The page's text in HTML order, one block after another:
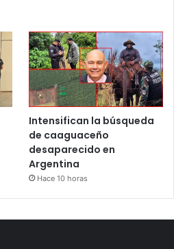
Intensifican la búsqueda
de caaguaceño
desaparecido en
Argentina
Hace 10 horas